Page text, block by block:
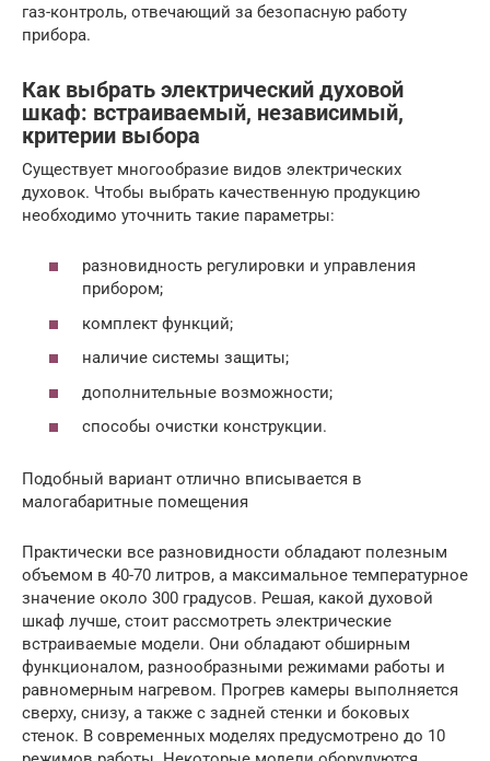
газ-контроль, отвечающий за безопасную работу
прибора.
Как выбрать электрический духовой
шкаф: встраиваемый, независимый,
критерии выбора
Существует многообразие видов электрических
духовок. Чтобы выбрать качественную продукцию
необходимо уточнить такие параметры:
разновидность регулировки и управления
прибором;
комплект функций;
наличие системы защиты;
дополнительные возможности;
способы очистки конструкции.
Подобный вариант отлично вписывается в
малогабаритные помещения
Практически все разновидности обладают полезным
объемом в 40-70 литров, а максимальное температурное
значение около 300 градусов. Решая, какой духовой
шкаф лучше, стоит рассмотреть электрические
встраиваемые модели. Они обладают обширным
функционалом, разнообразными режимами работы и
равномерным нагревом. Прогрев камеры выполняется
сверху, снизу, а также с задней стенки и боковых
стенок. В современных моделях предусмотрено до 10